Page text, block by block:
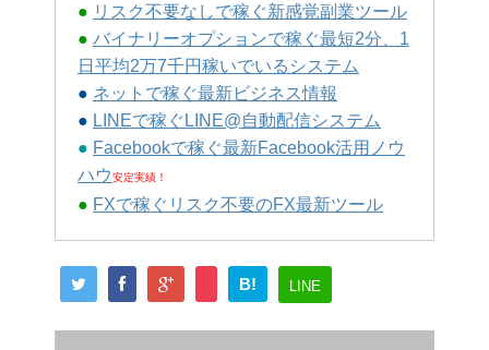
● リスク不要なしで稼ぐ新感覚副業ツール
● バイナリーオプションで稼ぐ最短2分、1
日平均2万7千円稼いでいるシステム
● ネットで稼ぐ最新ビジネス情報
● LINEで稼ぐLINE@自動配信システム
● Facebookで稼ぐ最新Facebook活用ノウ
ハウ安定実績！
● FXで稼ぐリスク不要のFX最新ツール
B! LINE